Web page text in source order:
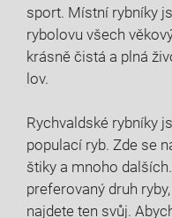
sport. Místní rybníky
rybolovu všech
krásně čistá‌ a plná
lov.
Rychvaldské rybníky
populací ryb. Zde se‌
štiky a mnoho
preferovaný druh
najdete ten svůj.